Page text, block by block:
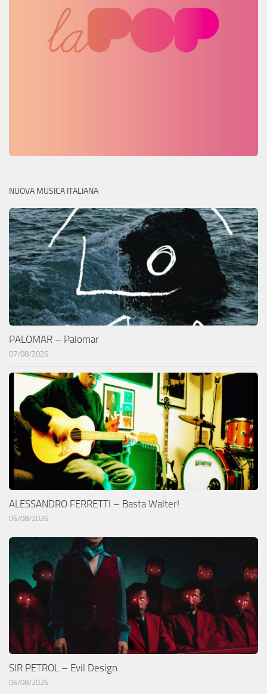
NUOVA MUSICA ITALIANA
PALOMAR – Palomar
07/08/2026
ALESSANDRO FERRETTI – Basta Walter!
06/08/2026
SIR PETROL – Evil Design
06/08/2026